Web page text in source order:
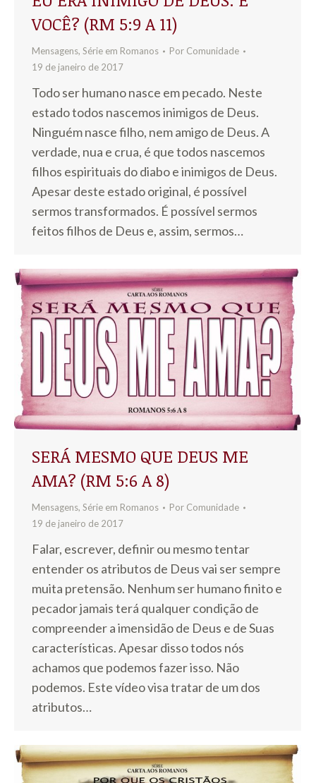
VOCÊ? (RM 5:9 A 11)
Mensagens, Série em Romanos Por Comunidade
19 de janeiro de 2017
Todo ser humano nasce em pecado. Neste
estado todos nascemos inimigos de Deus.
Ninguém nasce filho, nem amigo de Deus. A
verdade, nua e crua, é que todos nascemos
filhos espirituais do diabo e inimigos de Deus.
Apesar deste estado original, é possível
sermos transformados. É possível sermos
feitos filhos de Deus e, assim, sermos…
SERÁ MESMO QUE DEUS ME
AMA? (RM 5:6 A 8)
Mensagens, Série em Romanos Por Comunidade
19 de janeiro de 2017
Falar, escrever, definir ou mesmo tentar
entender os atributos de Deus vai ser sempre
muita pretensão. Nenhum ser humano finito e
pecador jamais terá qualquer condição de
compreender a imensidão de Deus e de Suas
características. Apesar disso todos nós
achamos que podemos fazer isso. Não
podemos. Este vídeo visa tratar de um dos
atributos…